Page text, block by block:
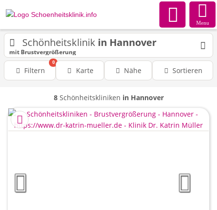
Menu
Schönheitsklinik in Hannover
mit Brustvergrößerung
Filtern
0
Karte Nähe Sortieren
8Schönheitskliniken in Hannover